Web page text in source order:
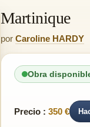
Martinique
por Caroline HARDY
Obra
Precio : 350 €